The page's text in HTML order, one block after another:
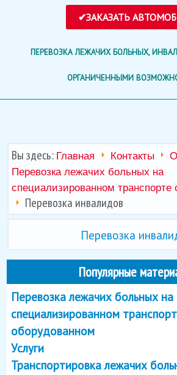
ПЕРЕВОЗКА ЛЕЖАЧИХ БОЛЬНЫХ,
ОРГАНИЧЕННЫМИ
Вы здесь: Главная Контакты
Перевозка лежачих больных на
специализированном транспорте
Перевозка инвалидов
Перевозка
Популярные
Перевозка лежачих больных на
специализированном
оборудованном
Услуги
Транспортировка лежачих